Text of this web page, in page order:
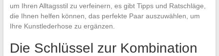
um Ihren Alltagsstil zu verfeinern, es gibt Tipps und Ratschläge,
die Ihnen helfen können, das perfekte Paar auszuwählen, um
Ihre Kunstlederhose zu ergänzen.
Die Schlüssel zur Kombination